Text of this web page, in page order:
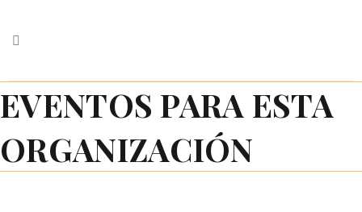
EVENTOS PARA ESTA
ORGANIZACIÓN